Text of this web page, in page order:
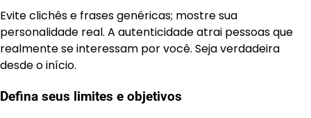
Evite clichês e frases genéricas; mostre sua
personalidade real. A autenticidade atrai pessoas que
realmente se interessam por você. Seja verdadeira
desde o início.
Defina seus limites e objetivos